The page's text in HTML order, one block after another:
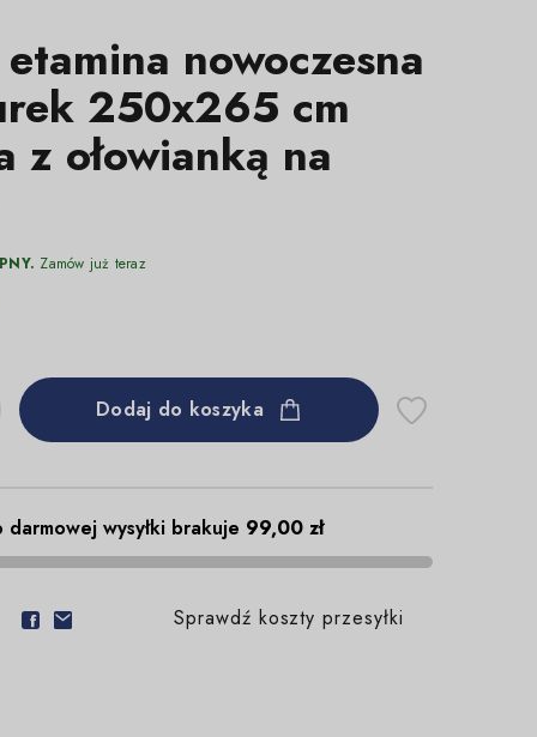
nowoczesna
250x265 cm
z ołowianką na
Zamów już teraz
Dodaj do koszyka
darmowej wysyłki brakuje 99,00 zł
Sprawdź koszty przesyłki